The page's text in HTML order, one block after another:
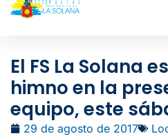
El FS La Solana
himno en la
equipo, este
29 de agosto de 2017